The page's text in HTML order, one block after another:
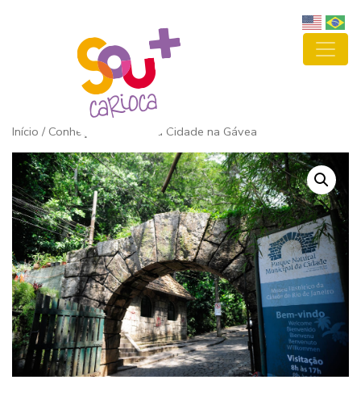
Início / Conheça o Parque da Cidade na Gávea